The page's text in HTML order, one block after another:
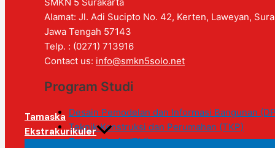
Tamaska
Ekstrakurikuler
Alamat: Jl. Adi Sucipto No. 42, Kerten, Laweyan,
Jawa Tengah 57143
Telp. : (0271) 713916
Contact us: info@smkn5solo.net
Program Studi
Desain Pemodelan dan Informasi Bangunan
Teknik Konstruksi dan Perumahan (TKP)
Teknik Mesin (TM)